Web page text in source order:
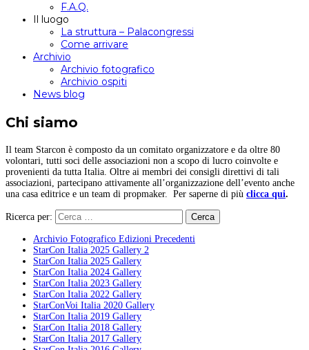
F.A.Q.
Il luogo
La struttura – Palacongressi
Come arrivare
Archivio
Archivio fotografico
Archivio ospiti
News blog
Chi siamo
Il team Starcon è composto da un comitato organizzatore e da oltre 80
volontari, tutti soci delle associazioni non a scopo di lucro coinvolte e
provenienti da tutta Italia. Oltre ai membri dei consigli direttivi di tali
associazioni, partecipano attivamente all’organizzazione dell’evento anche
una casa editrice e un team di propmaker. Per saperne di più clicca qui.
Ricerca per:
Archivio Fotografico Edizioni Precedenti
StarCon Italia 2025 Gallery 2
StarCon Italia 2025 Gallery
StarCon Italia 2024 Gallery
StarCon Italia 2023 Gallery
StarCon Italia 2022 Gallery
StarConVoi Italia 2020 Gallery
StarCon Italia 2019 Gallery
StarCon Italia 2018 Gallery
StarCon Italia 2017 Gallery